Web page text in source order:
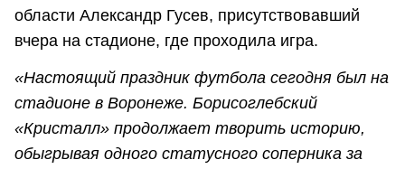
области Александр Гусев, присутствовавший
вчера на стадионе, где проходила игра.
«Настоящий праздник футбола сегодня был на
стадионе в Воронеже. Борисоглебский
«Кристалл» продолжает творить историю,
обыгрывая одного статусного соперника за